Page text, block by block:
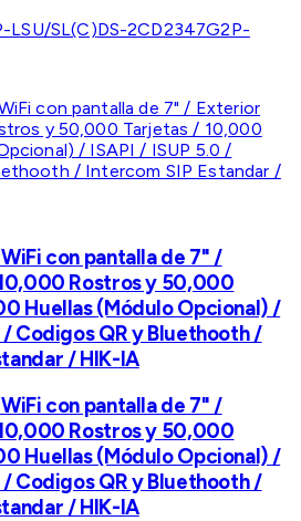
LSU/SL(C)DS-2CD2347G2P-
con pantalla de 7" /
Rostros y 50,000
Huellas (Módulo Opcional) /
/ Codigos QR y Bluethooth /
/ HIK-IA
con pantalla de 7" /
Rostros y 50,000
Huellas (Módulo Opcional) /
/ Codigos QR y Bluethooth /
/ HIK-IA